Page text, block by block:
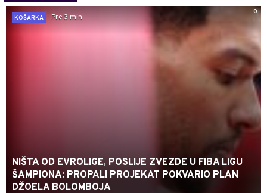
0
KOŠARKA
Pre 3 min
NIŠTA OD EVROLIGE, POSLIJE ZVEZDE U FIBA LIGU
ŠAMPIONA: PROPALI PROJEKAT POKVARIO PLAN
DŽOELA BOLOMBOJA